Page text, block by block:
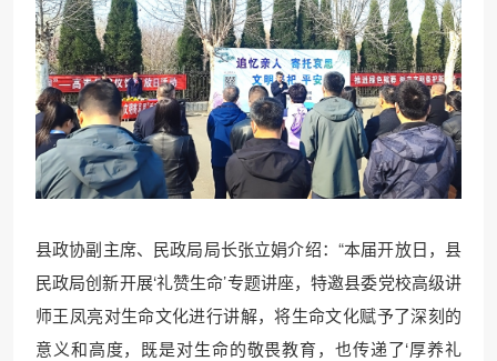
县政协副主席、民政局局长张立娟介绍：“本届开放日，县
民政局创新开展‘礼赞生命’专题讲座，特邀县委党校高级讲
师王凤亮对生命文化进行讲解，将生命文化赋予了深刻的
意义和高度，既是对生命的敬畏教育，也传递了‘厚养礼